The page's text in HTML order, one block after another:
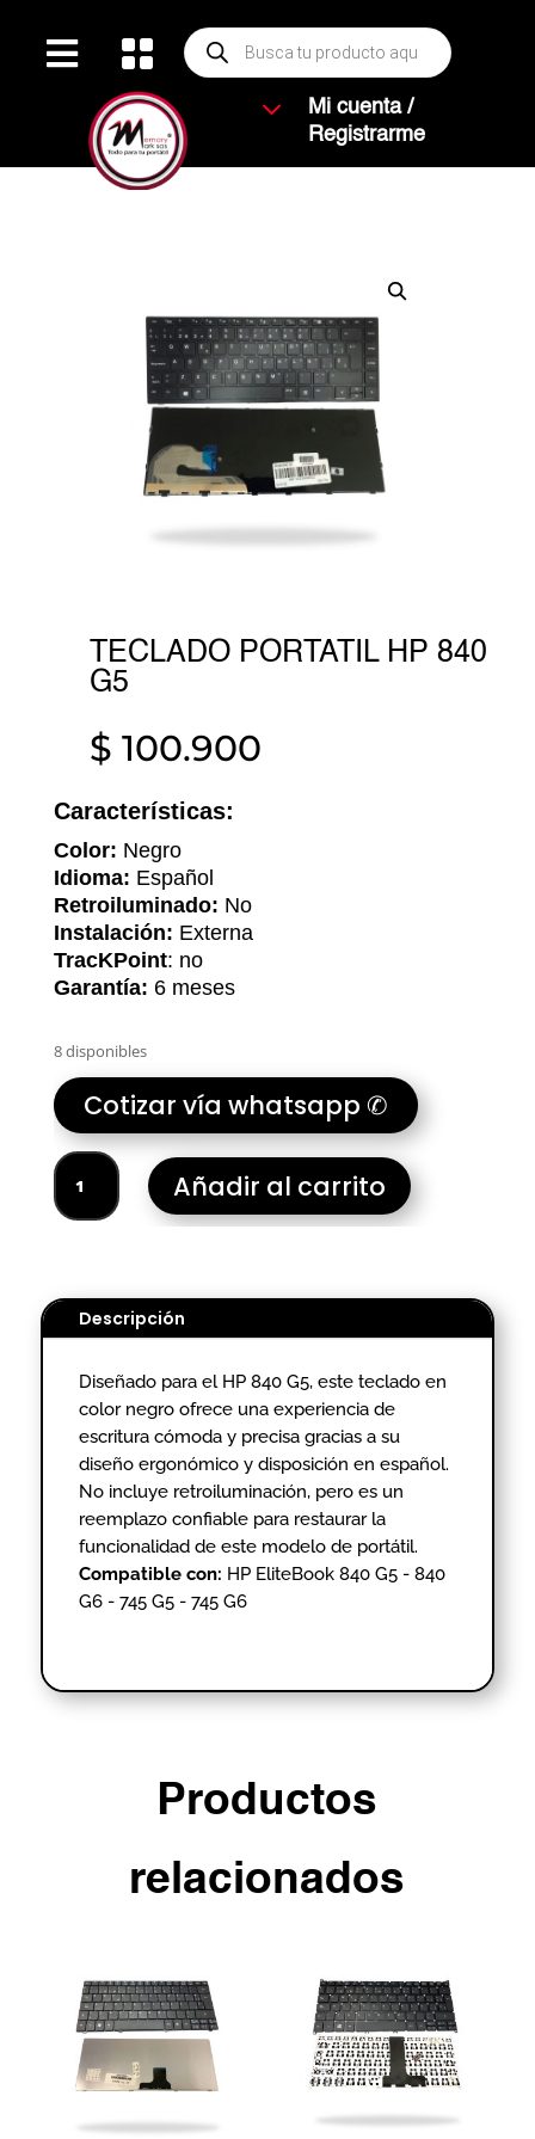
  Búsqueda
de
productos
3
Mi cuenta /
Registrarme
TECLADO PORTATIL HP 840
G5
$ 100.900
Características:
Color: Negro
Idioma: Español
Retroiluminado: No
Instalación: Externa
TracKPoint: no
Garantía: 6 meses
8 disponibles
Cotizar vía whatsapp ✆
TECLADO
PORTATIL
HP
cantidad
Añadir al carrito
Descripción
Diseñado para el HP 840 G5, este teclado en
color negro ofrece una experiencia de
escritura cómoda y precisa gracias a su
diseño ergonómico y disposición en español.
No incluye retroiluminación, pero es un
reemplazo confiable para restaurar la
funcionalidad de este modelo de portátil.
Compatible con: HP EliteBook 840 G5 - 840
G6 - 745 G5 - 745 G6
Productos
relacionados